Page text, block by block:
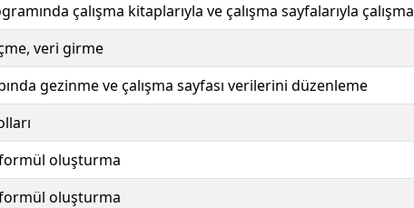
çalışma kitaplarıyla ve çalışma sayfalarıyla çalışma
veri girme
gezinme ve çalışma sayfası verilerini düzenleme
oluşturma
oluşturma